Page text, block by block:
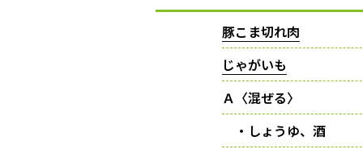
豚こま切れ肉
じゃがいも
Ａ〈混ぜる〉
・しょうゆ、酒